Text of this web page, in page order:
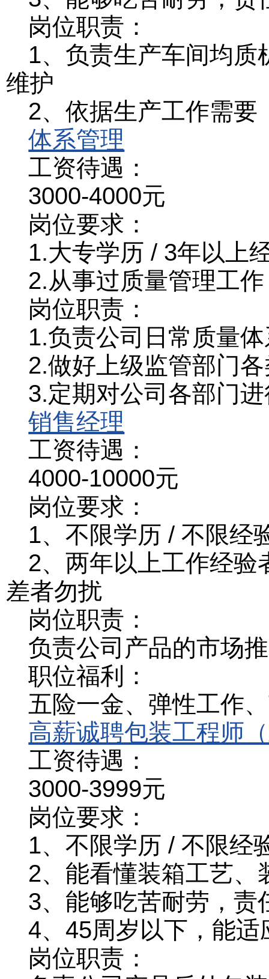
岗位职责：
1、负责生产车间均
维护
2、依据生产工作需要
体系管理
工资待遇：
3000-4000元
岗位要求：
1.大专学历 / 3年以上
2.从事过质量管理工
岗位职责：
1.负责公司日常质量
2.做好上级监管部门
3.定期对公司各部门
销售经理
工资待遇：
4000-10000元
岗位要求：
1、不限学历 / 不限经
2、两年以上工作经
差者勿扰
岗位职责：
负责公司产品的市场
职位福利：
五险一金、弹性工作
高薪诚聘包装工程师
工资待遇：
3000-3999元
岗位要求：
1、不限学历 / 不限经
2、能看懂装箱工艺、
3、能够吃苦耐劳，责
4、45周岁以下，能适
岗位职责：